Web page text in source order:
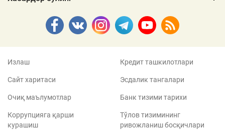
Излаш
Сайт харитаси
Очиқ маълумотлар
Коррупцияга қарши
курашиш
Кредит ташкилотлари
Эсдалик тангалари
Банк тизими тарихи
Тўлов тизимининг
ривожланиш босқичлари